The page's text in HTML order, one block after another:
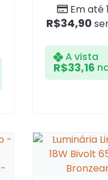
Em até
R$34,90
A vista
R$33,16